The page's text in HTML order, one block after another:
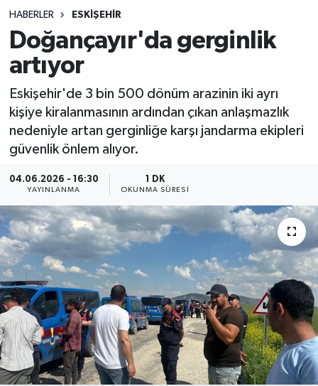
HABERLER ESKIŞEHIR
Doğançayır'da gerginlik
artıyor
Eskişehir'de 3 bin 500 dönüm arazinin iki ayrı
kişiye kiralanmasının ardından çıkan anlaşmazlık
nedeniyle artan gerginliğe karşı jandarma ekipleri
güvenlik önlem alıyor.
04.06.2026 - 16:30
YAYINLANMA
1 DK
OKUNMA SÜRESI
Spor
Teknoloji
Yaşam